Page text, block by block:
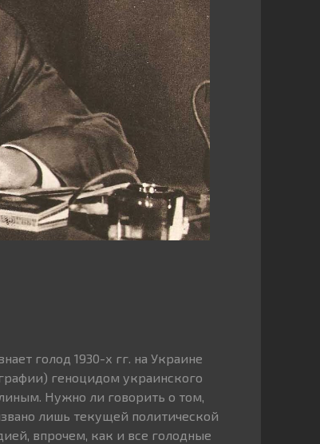
голод 1930-х гг. на Украине
геноцидом украинского
Нужно ли говорить о том,
лишь текущей политической
впрочем, как и все голодные